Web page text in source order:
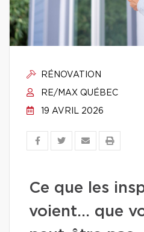
RÉNOVATION
RE/MAX QUÉBEC
19 AVRIL 2026
Ce que les
voient… que